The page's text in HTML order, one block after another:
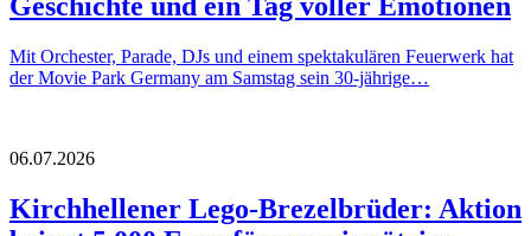
Geschichte und ein Tag voller Emotionen
Mit Orchester, Parade, DJs und einem spektakulären Feuerwerk hat
der Movie Park Germany am Samstag sein 30-jährige…
06.07.2026
Kirchhellener Lego-Brezelbrüder: Aktion